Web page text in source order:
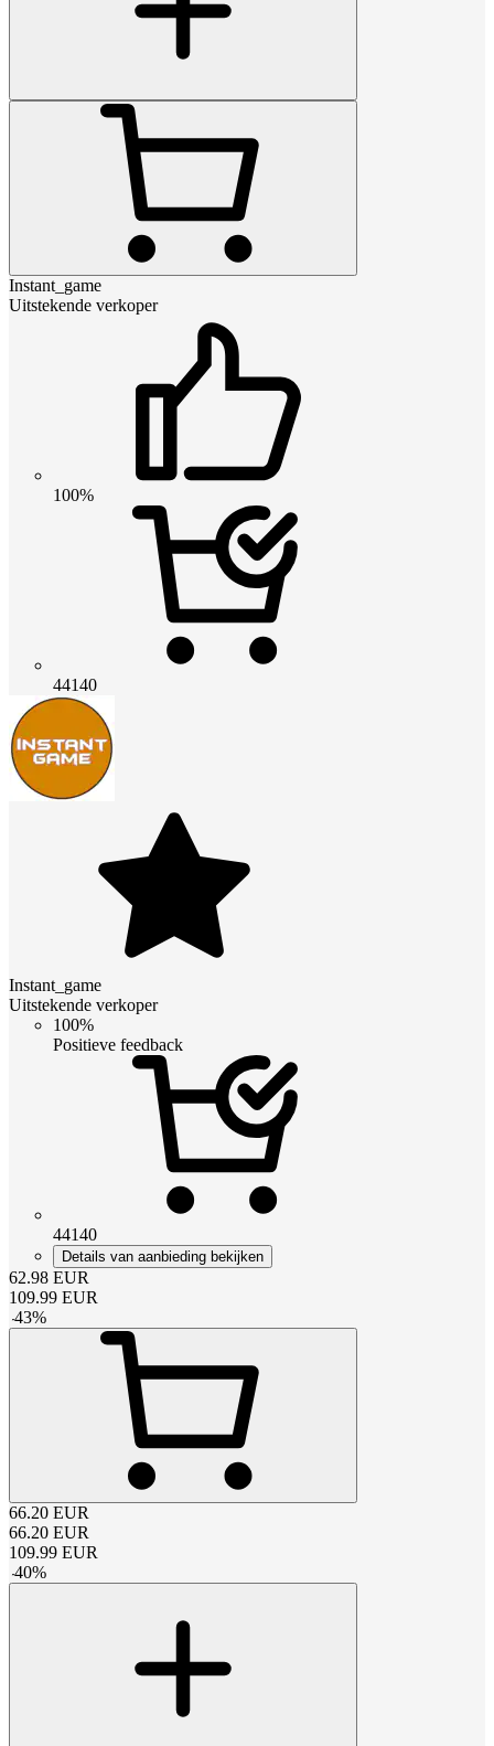
Instant_game
Uitstekende verkoper
100%
44140
Instant_game
Uitstekende verkoper
100%
Positieve feedback
44140
Details van aanbieding bekijken
62.98 EUR
109.99 EUR
-43%
66.20 EUR
66.20 EUR
109.99 EUR
-40%